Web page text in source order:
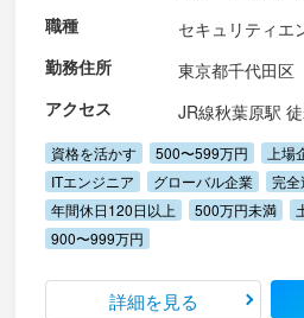
職種
セキュリティエ
勤務住所
東京都千代田区
アクセス
JR線秋葉原駅
資格を活かす 500〜599万円 上場
ITエンジニア
グローバル企業
完
年間休日120日以上
500万円未満
900〜999万円
詳細を見る